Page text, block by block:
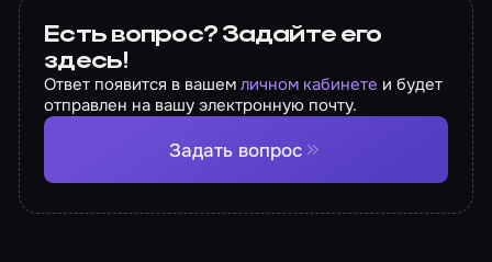
Есть вопрос? Задайте его
здесь!
Ответ появится в вашемличном кабинете и будет
отправлен на вашу электронную почту.
Задать вопрос